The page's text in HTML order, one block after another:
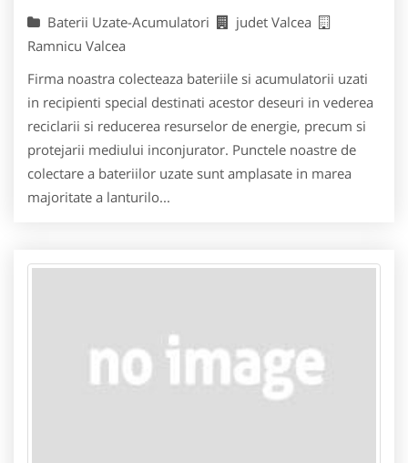
Baterii Uzate-Acumulatori
judet Valcea
Ramnicu Valcea
Firma noastra colecteaza bateriile si acumulatorii uzati
in recipienti special destinati acestor deseuri in vederea
reciclarii si reducerea resurselor de energie, precum si
protejarii mediului inconjurator. Punctele noastre de
colectare a bateriilor uzate sunt amplasate in marea
majoritate a lanturilo...